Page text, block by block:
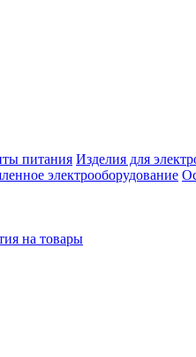
питания Изделия для
электрооборудование
на товары